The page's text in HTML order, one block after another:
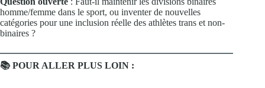
homme/femme dans le sport, ou inventer de nouvelles
catégories pour une inclusion réelle des athlètes trans et non-
binaires ?
📚 POUR ALLER PLUS LOIN :